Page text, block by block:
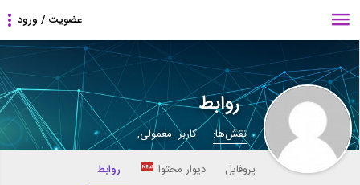
روابط
نقش‌ها:
کاربر معمولی,
پروفایل
دیوار محتوا روابط